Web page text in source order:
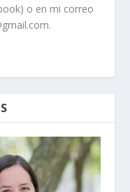
o en mi correo